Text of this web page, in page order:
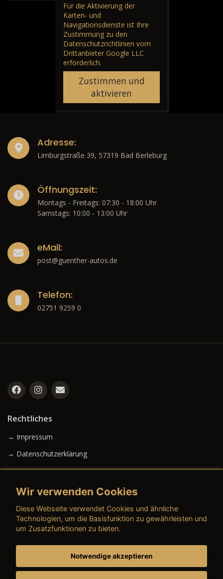
Für die Aktivierung der
Karten- und
Navigationsdienste ist Ihre
Zustimmung zu den
Datenschutzrichtlinien vom
Drittanbieter Google LLC
erforderlich.
Zustimmen und
aktivieren
Adresse:
Limburgstraße 39, 57319 Bad Berleburg
Öffnungszeit:
Montags - Freitags: 07:30 - 18:00 Uhr
Samstags: 10:00 - 13:00 Uhr
eMail:
post@guenther-autos.de
Telefon:
02751 9259 0
Rechtliches
→ Impressum
→ Datenschutzerklärung
→ AGB (Gebrauchtwagen)
→ AGB (Teile & Zubehör)
Wir verwenden Cookies
Diese Webseite verwendet Cookies und ähnliche
Technologien, um die Basisfunktion zu gewährleisten und
um Zusatzfunktionen zu bieten.
Notwendige akzeptieren